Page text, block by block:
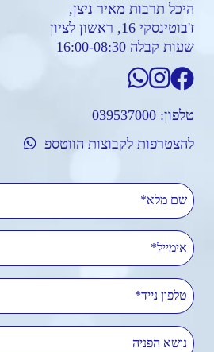
היכל תרבות מאיר ניצן,
ז'בוטינסקי 16, ראשון לציון
שעות קבלה 16:00-08:30
טלפון: 039537000
להצטרפות לקבוצות הווטספ
שם מלא
אימייל
טלפון נייד
נושא הפניה